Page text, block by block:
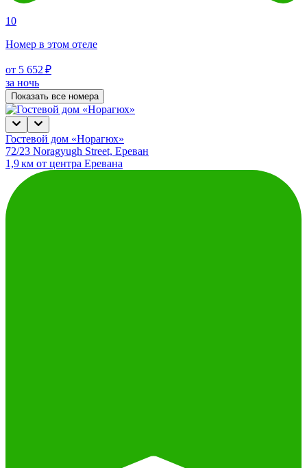
10
Номер в этом отеле
от 5 652 ₽
за ночь
Показать все номера
Гостевой дом «Норагюх»
72/23 Noragyugh Street, Ереван
1,9 км от центра Еревана